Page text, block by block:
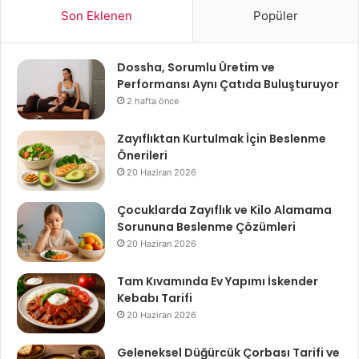
Son Eklenen Popüler
Dossha, Sorumlu Üretim ve
Performansı Aynı Çatıda Buluşturuyor
2 hafta önce
Zayıflıktan Kurtulmak İçin Beslenme
Önerileri
20 Haziran 2026
Çocuklarda Zayıflık ve Kilo Alamama
Sorununa Beslenme Çözümleri
20 Haziran 2026
Tam Kıvamında Ev Yapımı İskender
Kebabı Tarifi
20 Haziran 2026
Geleneksel Düğürcük Çorbası Tarifi ve